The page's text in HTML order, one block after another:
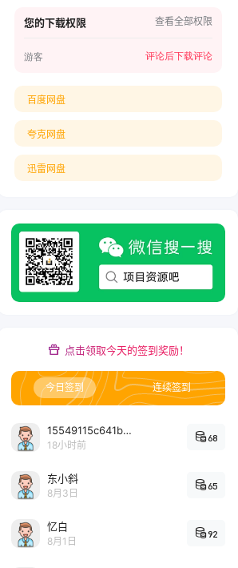
您的下载权限 查看全部权限
游客 评论后下载评论
百度网盘
夸克网盘
迅雷网盘
点击领取今天的签到奖励！
今日签到 连续签到
15549115c641bc6524e64d1d800349ec7396
18小时前
68
东小斜
8月3日
65
忆白
8月1日
92